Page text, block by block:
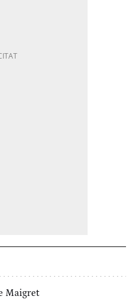
Maigret